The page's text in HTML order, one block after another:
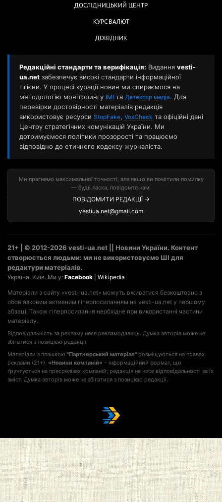
ДОСЛІДНИЦЬКИЙ ЦЕНТР
КУРС ВАЛЮТ
ДОВІДНИК
Редакційні стандарти та верифікація: Видання vesti-
ua.net забезпечує високі стандарти інформаційної
гігієни. У процесі курації новин ми спираємося на
методологію моніторингу ІМІ та Детектор медіа. Для
перевірки достовірності матеріалів редакція
використовує ресурси StopFake, VoxCheck та офіційні дані
Центру стратегічних комунікацій України. Ми
дотримуємося політики прозорості та працюємо
відповідно до етичного кодексу журналіста.
Ми прагнемо максимальної точності, але якщо ви помітили помилку
— будь ласка, повідомте нам:
ПОВІДОМИТИ РЕДАКЦІЇ →
vestiua.net@gmail.com
21+ | © 2012-2026 vesti-ua.net || Новини України. Контент
створюється людьми: ми не використовуємо ШІ для
редактури матеріалів.
Україна. Київ. Ми у: Facebook Wikipedia
Матеріали з сайту «vesti-ua.net» можуть вживатися безкоштовно з
обов'язковим активним гіперпосиланням на vesti-ua.net у першому
абзаці. Також гіперпосилання необхідне при використанні частини
матеріалу.
Відповідальність за рекламу несе рекламодавець. Думка авторів може не
збігатися з позицією редакції.
Матеріали з плашкою "Партнерський матеріал" розміщуються на правах
реклами (21+). «Новини компаній» – інформаційний формат, що
ґрунтується на пресрелізах компаній; редакція не несе відповідальності за їх
зміст. Думка авторів може не збігатися з позицією редакції.